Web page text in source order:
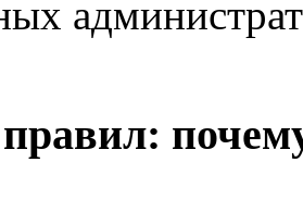
правил: